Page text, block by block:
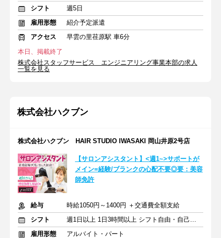
シフト
週5日
雇用形態
紹介予定派遣
アクセス
早雲の里荏原駅 車6分
本日、掲載終了
株式会社スタッフサービス エンジニアリング事業本部の求人
一覧を見る
株式会社ハクブン
株式会社ハクブン HAIR STUDIO IWASAKI 岡山井原2号店
【サロンアシスタント】<週1~>サポートが
メイン=経験/ブランクの心配不要◎要：美容
師免許
給与
時給1050円～1400円 ＋交通費全額支給
シフト
週1日以上 1日3時間以上 シフト自由・自己申告
雇用形態
アルバイト・パート